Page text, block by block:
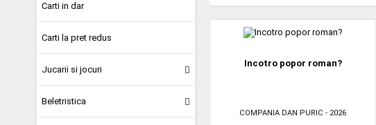
Carti in dar
Carti la pret redus
Jucarii si jocuri
Beletristica
Incotro popor roman?
COMPANIA DAN PURIC - 2026